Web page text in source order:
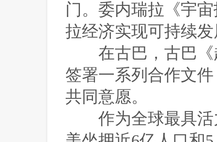
门。委内瑞拉《宇
拉经济实现可持续
在古巴，古巴《
签署一系列合作文
共同意愿。
作为全球最具活